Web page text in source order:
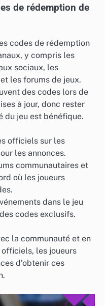
de rédemption de
codes de rédemption
y compris les
sociaux, les
les forums de jeux.
des codes lors de
à jour, donc rester
du jeu est bénéfique.
officiels sur les
les annonces.
communautaires et
où les joueurs
dans le jeu
codes exclusifs.
la communauté et en
les joueurs
d’obtenir ces